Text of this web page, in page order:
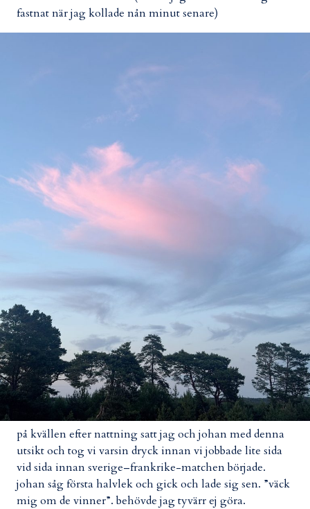
fastnat när jag kollade nån minut senare)
på kvällen efter nattning satt jag och johan med denna
utsikt och tog vi varsin dryck innan vi jobbade lite sida
vid sida innan sverige–frankrike-matchen började.
johan såg första halvlek och gick och lade sig sen. ”väck
mig om de vinner”. behövde jag tyvärr ej göra.